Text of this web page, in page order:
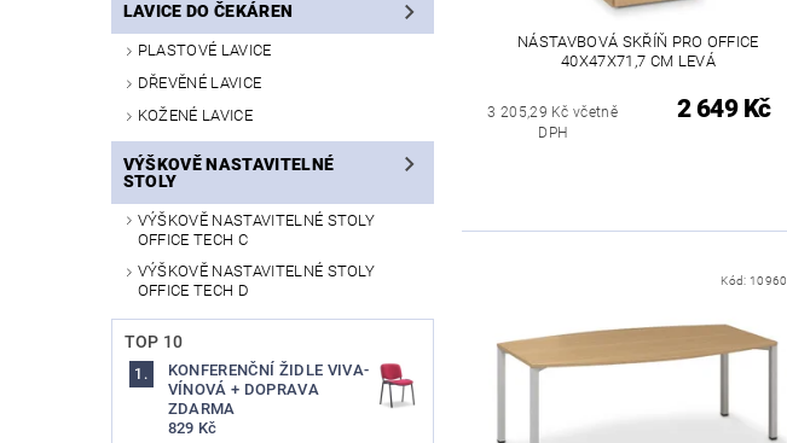
LAVICE DO ČEKÁREN
PLASTOVÉ LAVICE
DŘEVĚNÉ LAVICE
KOŽENÉ LAVICE
VÝŠKOVĚ NASTAVITELNÉ
STOLY
VÝŠKOVĚ NASTAVITELNÉ STOLY
OFFICE TECH C
VÝŠKOVĚ NASTAVITELNÉ STOLY
OFFICE TECH D
TOP 10
KONFERENČNÍ ŽIDLE VIVA-
VÍNOVÁ + DOPRAVA
ZDARMA
829 Kč
NÁSTAVBOVÁ SKŘÍŇ PRO OFFICE
40X47X71,7 CM LEVÁ
3 205,29 Kč včetně
DPH
2 649 Kč
Kód: 10960